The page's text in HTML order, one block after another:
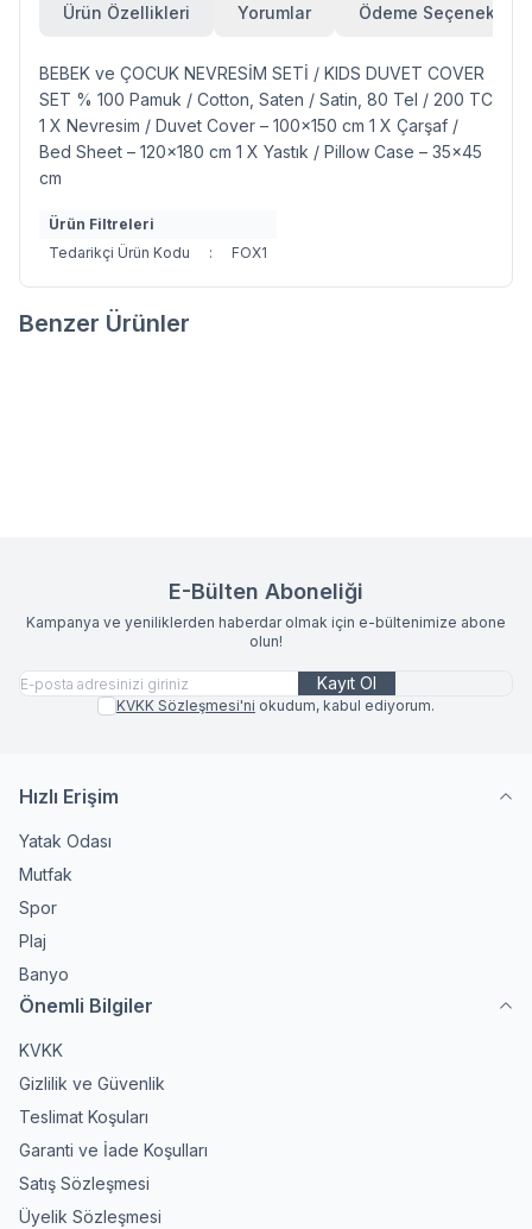
Ürün Özellikleri Yorumlar Ödeme Seçenekleri
BEBEK ve ÇOCUK NEVRESİM SETİ / KIDS DUVET COVER
SET % 100 Pamuk / Cotton, Saten / Satin, 80 Tel / 200 TC
1 X Nevresim / Duvet Cover – 100x150 cm 1 X Çarşaf /
Bed Sheet – 120x180 cm 1 X Yastık / Pillow Case – 35x45
cm
Ürün Filtreleri
Tedarikçi Ürün Kodu
: FOX1
Benzer Ürünler
E-Bülten Aboneliği
Kampanya ve yeniliklerden haberdar olmak için e-bültenimize abone
olun!
Kayıt Ol
KVKK Sözleşmesi'ni okudum, kabul ediyorum.
Hızlı Erişim
Yatak Odası
Mutfak
Spor
Plaj
Banyo
Önemli Bilgiler
KVKK
Gizlilik ve Güvenlik
Teslimat Koşuları
Garanti ve İade Koşulları
Satış Sözleşmesi
Üyelik Sözleşmesi